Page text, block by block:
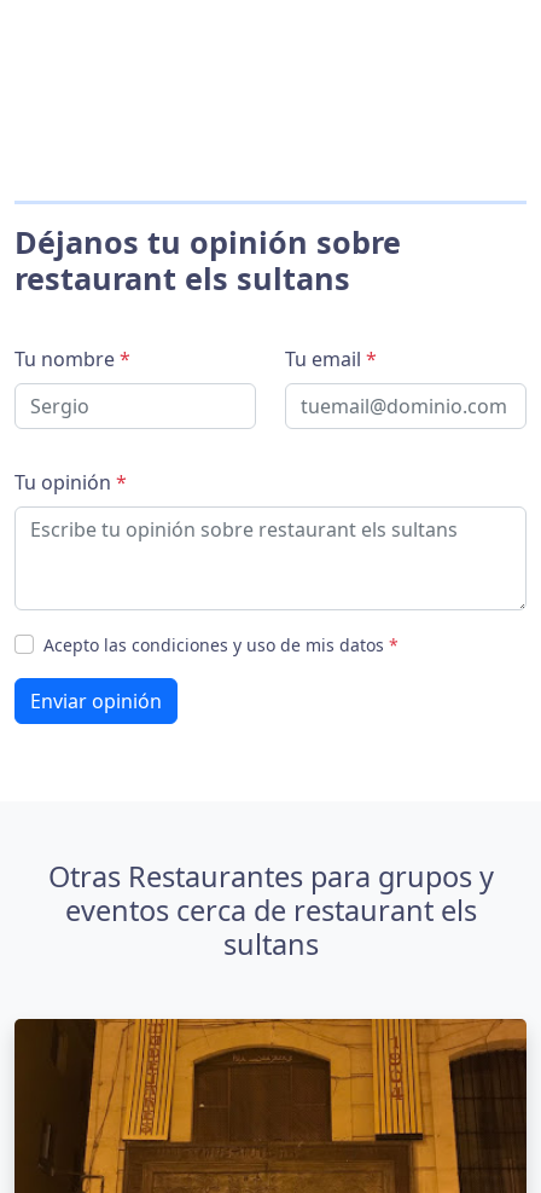
Déjanos tu opinión sobre
restaurant els sultans
Tu nombre* Tu email *
Tu opinión *
Acepto las condiciones y uso de mis datos *
Enviar opinión
Otras Restaurantes para grupos y
eventos cerca de restaurant els
sultans